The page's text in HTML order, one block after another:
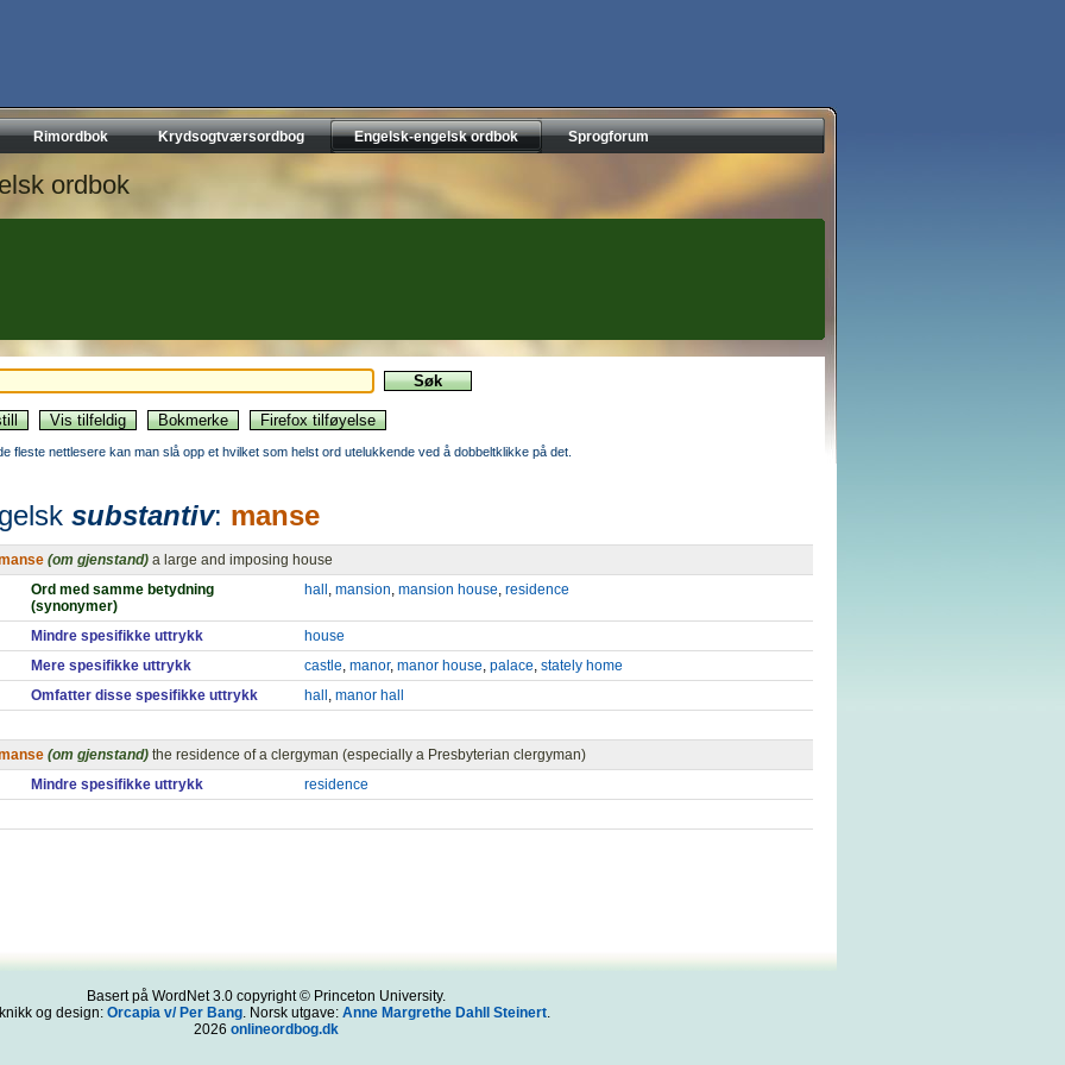
Rimordbok Krydsogtværsordbog Engelsk-engelsk ordbok Sprogforum
ordbok
fleste nettlesere kan man slå opp et hvilket som helst ord utelukkende ved å dobbeltklikke på det.
substantiv: manse
(om gjenstand) a large and imposing house
Ord med samme betydning
(synonymer)
hall , mansion, mansion house, residence
Mindre spesifikke uttrykk
house
Mere spesifikke uttrykk
castle, manor, manor house, palace, stately home
Omfatter disse spesifikke uttrykk
hall , manor hall
(om gjenstand) the residence of a clergyman (especially a Presbyterian clergyman)
Mindre spesifikke uttrykk
residence
Basert på WordNet 3.0 copyright © Princeton University.
og design: Orcapia v/ Per Bang. Norsk utgave: Anne Margrethe Dahll Steinert.
2026 onlineordbog.dk